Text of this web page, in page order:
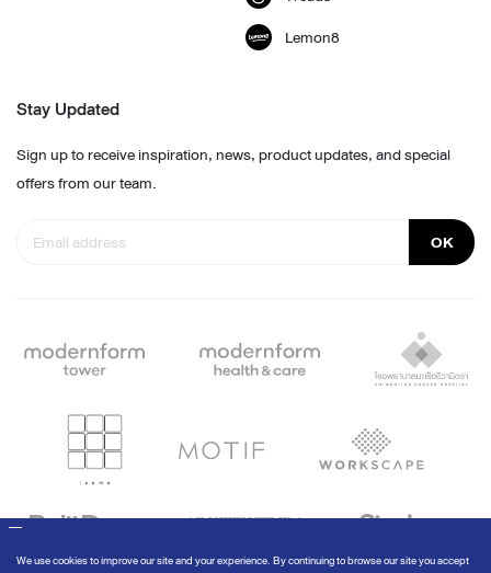
Lemon8
Stay Updated
Sign up to receive inspiration, news, product updates, and special
offers from our team.
OK